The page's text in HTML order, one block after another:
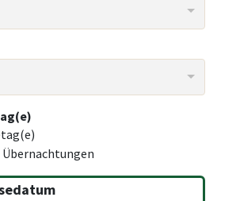
Übernachtungen